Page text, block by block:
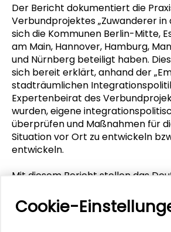
Der Bericht dokumentiert die
Verbundprojektes „Zuwanderer in
sich die Kommunen Berlin-Mitte,
am Main, Hannover, Hamburg,
und Nürnberg beteiligt haben.
sich bereit erklärt, anhand der
stadträumlichen
Expertenbeirat des
wurden, eigene
überprüfen und Maßnahmen für
Situation vor Ort zu entwickeln
entwickeln.
Mit diesem Bericht stellen das
Wohnungswesen,
Regionalentwicklung (InWIS) - in
Cookie-